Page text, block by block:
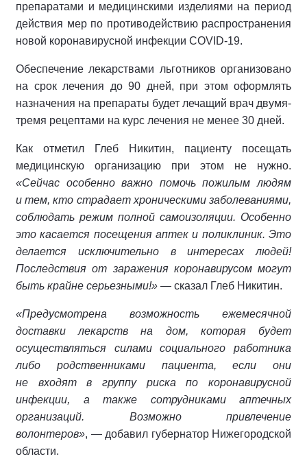
препаратами и медицинскими изделиями на период
действия мер по противодействию распространения
новой коронавирусной инфекции COVID-19.
Обеспечение лекарствами льготников организовано
на срок лечения до 90 дней, при этом оформлять
назначения на препараты будет лечащий врач двумя-
тремя рецептами на курс лечения не менее 30 дней.
Как отметил Глеб Никитин, пациенту посещать
медицинскую организацию при этом не нужно.
«Сейчас особенно важно помочь пожилым людям
и тем, кто страдает хроническими заболеваниями,
соблюдать режим полной самоизоляции. Особенно
это касается посещения аптек и поликлиник. Это
делается исключительно в интересах людей!
Последствия от заражения коронавирусом могут
быть крайне серьезными!» — сказал Глеб Никитин.
«Предусмотрена возможность ежемесячной
доставки лекарств на дом, которая будет
осуществляться силами социального работника
либо родственниками пациента, если они
не входят в группу риска по коронавирусной
инфекции, а также сотрудниками аптечных
организаций. Возможно привлечение
волонтеров», — добавил губернатор Нижегородской
области.